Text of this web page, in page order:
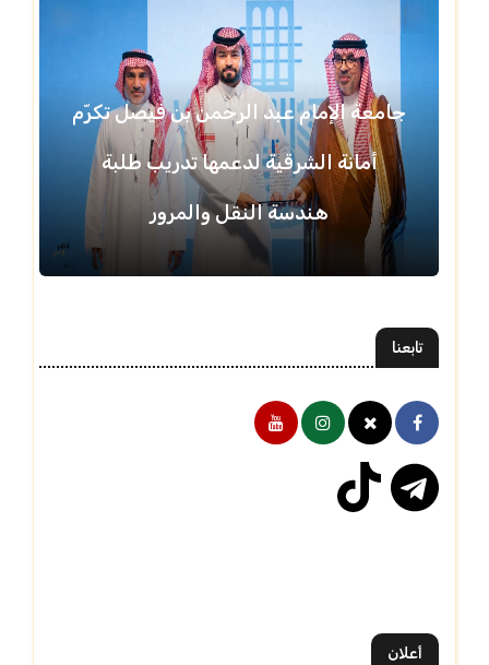
جامعة الإمام عبد الرحمن بن فيصل تكرّم
أمانة الشرقية لدعمها تدريب طلبة
هندسة النقل والمرور
تابعنا
أعلان